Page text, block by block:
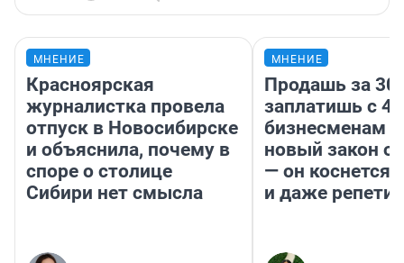
МНЕНИЕ
Красноярская
журналистка провела
отпуск в Новосибирске
и объяснила, почему в
споре о столице
Сибири нет смысла
МНЕНИЕ
Продашь за
заплатишь с
бизнесменам
новый закон о
— он коснется
и даже